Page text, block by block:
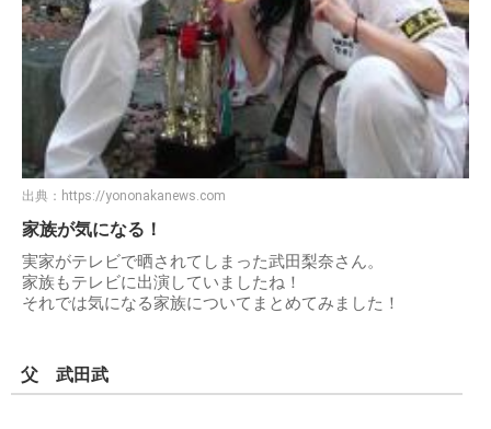
出典： https://yononakanews.com
家族が気になる！
実家がテレビで晒されてしまった武田梨奈さん。
家族もテレビに出演していましたね！
それでは気になる家族についてまとめてみました！
父 武田武